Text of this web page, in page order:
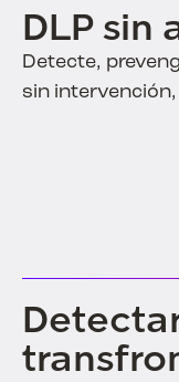
DLP sin
Detecte,
sin